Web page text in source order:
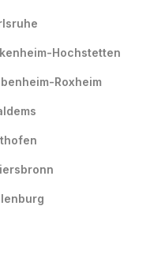
Hochstetten
Roxheim